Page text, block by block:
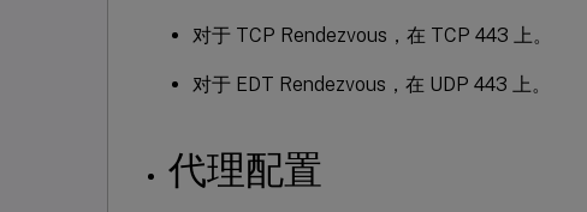
对于 TCP Rendezvous，在 TCP 443 上。
对于 EDT Rendezvous，在 UDP 443 上。
代理配置